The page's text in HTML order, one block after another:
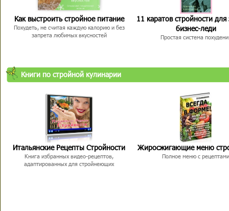
Как выстроить стройное питание
Похудеть, не считая каждую калорию и без
запрета любимых вкусностей
11 каратов стройности для
бизнес-леди
Простая система
Книги по стройной кулинарии
Итальянские Рецепты Стройности
Книга избранных видео-рецептов,
адаптированных для стройнеющих
Жиросжигающие меню
Полное меню с рецептами